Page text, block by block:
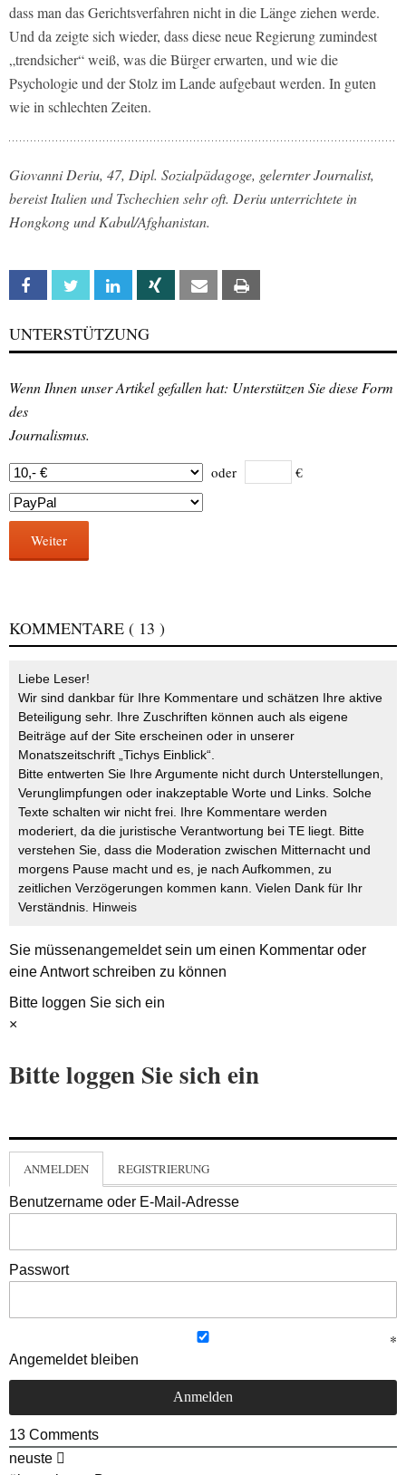
dass man das Gerichtsverfahren nicht in die Länge ziehen werde.
Und da zeigte sich wieder, dass diese neue Regierung zumindest
„trendsicher“ weiß, was die Bürger erwarten, und wie die
Psychologie und der Stolz im Lande aufgebaut werden. In guten
wie in schlechten Zeiten.
Giovanni Deriu, 47, Dipl. Sozialpädagoge, gelernter Journalist,
bereist Italien und Tschechien sehr oft. Deriu unterrichtete in
Hongkong und Kabul/Afghanistan.
Facebook Twitter Linkedin Xing Email
UNTERSTÜTZUNG
Wenn Ihnen unser Artikel gefallen hat: Unterstützen Sie diese Form
des
Journalismus.
oder €
Weiter
KOMMENTARE ( 13 )
Liebe Leser!
Wir sind dankbar für Ihre Kommentare und schätzen Ihre aktive
Beteiligung sehr. Ihre Zuschriften können auch als eigene
Beiträge auf der Site erscheinen oder in unserer
Monatszeitschrift „Tichys Einblick“.
Bitte entwerten Sie Ihre Argumente nicht durch Unterstellungen,
Verunglimpfungen oder inakzeptable Worte und Links. Solche
Texte schalten wir nicht frei. Ihre Kommentare werden
moderiert, da die juristische Verantwortung bei TE liegt. Bitte
verstehen Sie, dass die Moderation zwischen Mitternacht und
morgens Pause macht und es, je nach Aufkommen, zu
zeitlichen Verzögerungen kommen kann. Vielen Dank für Ihr
Verständnis. Hinweis
Sie müssenangemeldetsein um einen Kommentar oder
eine Antwort schreiben zu können
Bitte loggen Sie sich ein
×
Bitte loggen Sie sich ein
ANMELDEN REGISTRIERUNG
Benutzername oder E-Mail-Adresse
Passwort
Angemeldet bleiben
13 Comments
neuste